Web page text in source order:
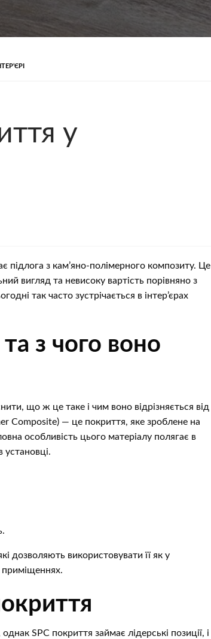
у
підлога з кам’яно-полімерного композиту. Це
вигляд та невисоку вартість порівняно з
так часто зустрічається в інтер’єрах
з чого воно
що ж це таке і чим воно відрізняється від
Composite) — це покриття, яке зроблене на
особливість цього матеріалу полягає в
дозволяють використовувати її як у
приміщеннях.
SPC покриття займає лідерські позиції, і